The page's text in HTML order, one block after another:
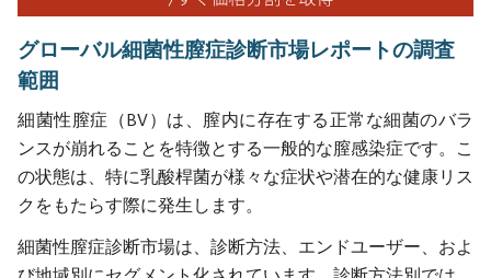
グローバル細菌性膣症診断市場レポートの調査
範囲
細菌性膣症（BV）は、膣内に存在する正常な細菌のバラ
ンスが崩れることを特徴とする一般的な膣感染症です。こ
の状態は、特に乳酸桿菌が様々な症状や潜在的な健康リス
クをもたらす際に発生します。
細菌性膣症診断市場は、診断方法、エンドユーザー、およ